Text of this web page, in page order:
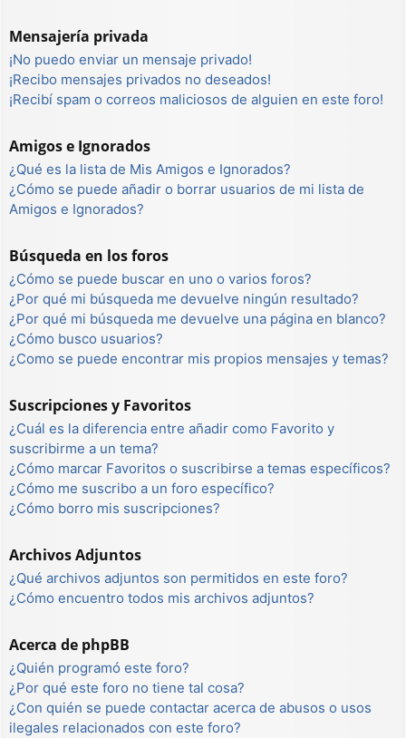
Mensajería privada
¡No puedo enviar un mensaje privado!
¡Recibo mensajes privados no deseados!
¡Recibí spam o correos maliciosos de alguien en este foro!
Amigos e Ignorados
¿Qué es la lista de Mis Amigos e Ignorados?
¿Cómo se puede añadir o borrar usuarios de mi lista de
Amigos e Ignorados?
Búsqueda en los foros
¿Cómo se puede buscar en uno o varios foros?
¿Por qué mi búsqueda me devuelve ningún resultado?
¿Por qué mi búsqueda me devuelve una página en blanco?
¿Cómo busco usuarios?
¿Como se puede encontrar mis propios mensajes y temas?
Suscripciones y Favoritos
¿Cuál es la diferencia entre añadir como Favorito y
suscribirme a un tema?
¿Cómo marcar Favoritos o suscribirse a temas específicos?
¿Cómo me suscribo a un foro específico?
¿Cómo borro mis suscripciones?
Archivos Adjuntos
¿Qué archivos adjuntos son permitidos en este foro?
¿Cómo encuentro todos mis archivos adjuntos?
Acerca de phpBB
¿Quién programó este foro?
¿Por qué este foro no tiene tal cosa?
¿Con quién se puede contactar acerca de abusos o usos
ilegales relacionados con este foro?